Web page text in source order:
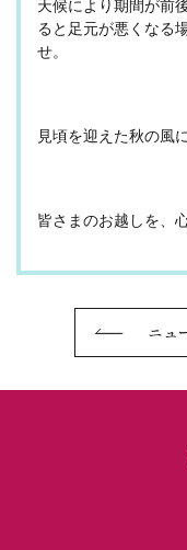
天候により期間が前
ると足元が悪くなる
せ。
見頃を迎えた秋の風
皆さまのお越しを、
ニュ